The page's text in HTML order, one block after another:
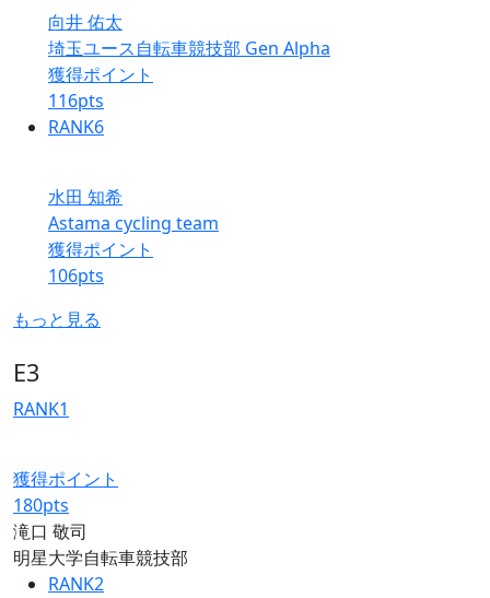
向井 佑太
埼玉ユース自転車競技部 Gen Alpha
獲得ポイント
116pts
RANK6
水田 知希
Astama cycling team
獲得ポイント
106pts
もっと見る
E3
RANK1
獲得ポイント
180pts
滝口 敬司
明星大学自転車競技部
RANK2